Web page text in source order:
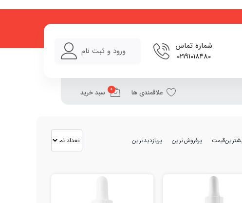
ای از پوست با بهترین قیمت
شماره تماس
02191018480
ورود و ثبت نام
علاقمندی ها 0 سبد خرید
پرفروش‌ترین پربازدیدترین